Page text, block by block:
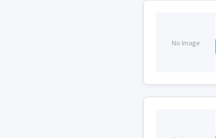
No Image